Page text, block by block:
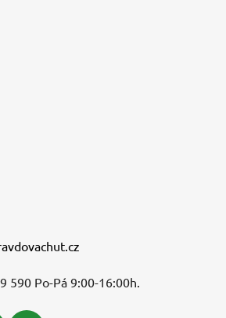
590 Po-Pá 9:00-16:00h.